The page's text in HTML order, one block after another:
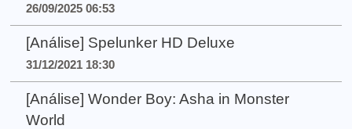
26/09/2025 06:53
[Análise] Spelunker HD Deluxe
31/12/2021 18:30
[Análise] Wonder Boy: Asha in Monster
World